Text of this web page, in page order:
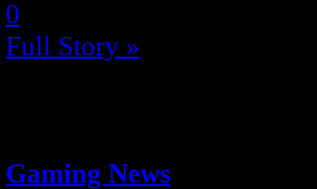
0
Full Story »
Gaming News